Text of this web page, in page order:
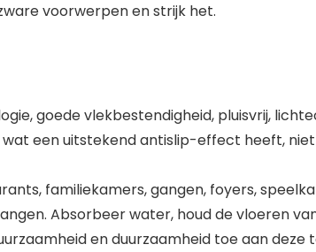
voorwerpen en strijk het.
goede vlekbestendigheid, pluisvrij,
een uitstekend antislip-effect heeft,
familiekamers, gangen, foyers,
Absorbeer water, houd de vloeren
en duurzaamheid toe aan deze